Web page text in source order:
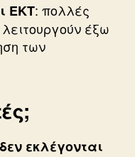
ΕΚΤ: πολλές
έξω
των
δεν εκλέγονται